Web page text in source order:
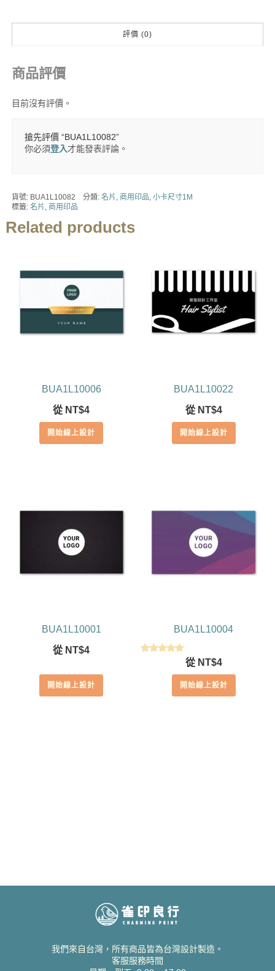
評價 (0)
商品評價
目前沒有評價。
搶先評價 “BUA1L10082”
你必須登入才能發表評論。
貨號: BUA1L10082 分類: 名片 商用印品 小卡尺寸1M
標籤: 名片 商用印品
Related products
BUA1L10006
從 NT$4
開始線上設計
BUA1L10022
從 NT$4
開始線上設計
BUA1L10001
從 NT$4
開始線上設計
BUA1L10004
滿分 5
從 NT$4
開始線上設計
我們來自台灣，所有商品皆為台灣設計製造。
客服服務時間